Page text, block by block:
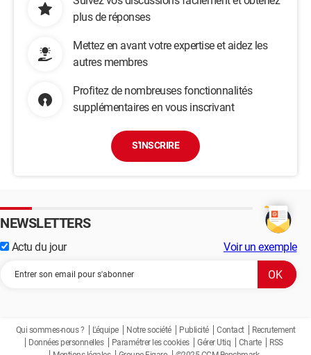
plus de réponses
Mettez en avant votre expertise et aidez les
autres membres
Profitez de nombreuses fonctionnalités
supplémentaires en vous inscrivant
S'INSCRIRE
NEWSLETTERS
Actu du jour Voir un exemple
Qui sommes-nous ? L'équipe Notre société Publicité Contact
Recrutement
Données personnelles
Paramétrer les cookies Gérer Utiq Charte
RSS